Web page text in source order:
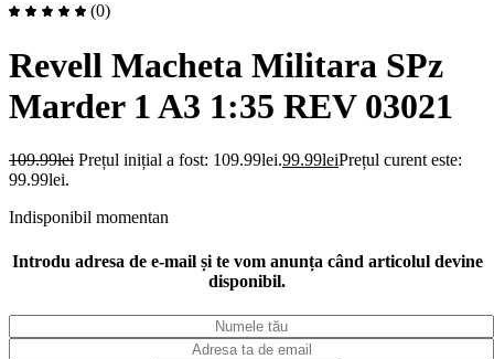
(0)
Revell Macheta Militara SPz
Marder 1 A3 1:35 REV 03021
109.99lei Prețul inițial a fost: 109.99lei.99.99leiPrețul curent este:
99.99lei.
Indisponibil momentan
Introdu adresa de e-mail și te vom anunța când articolul devine
disponibil.